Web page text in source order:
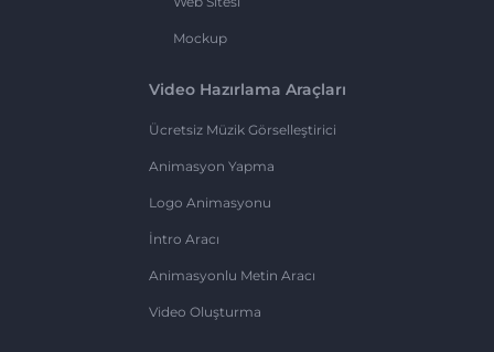
Mockup
Video Hazırlama Araçları
Ücretsiz Müzik Görselleştirici
Animasyon Yapma
Logo Animasyonu
İntro Aracı
Animasyonlu Metin Aracı
Video Oluşturma